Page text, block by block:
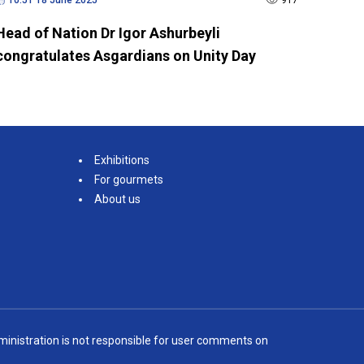
of Nation Dr Igor Ashurbeyli
Asgardians on Unity Day
Exhibitions
For gourmets
About us
is not responsible for user comments on